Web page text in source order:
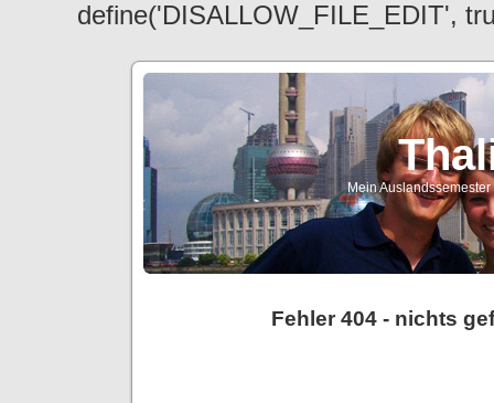
define('DISALLOW_FILE_EDIT',
Mein
Fehler 404 - nichts